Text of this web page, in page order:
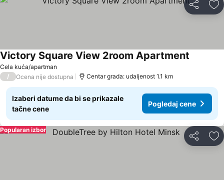
Deli
Cela kuća/apartman
Victory Square View 2room Apartment
/ Ocena nije dostupna Centar grada: udaljenost 1.1 km
Izaberi datume da bi se prikazale
tačne cene
Pogledaj cene
Deli
Popularan izbor